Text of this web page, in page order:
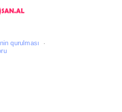
qurulması